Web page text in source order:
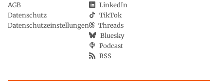
AGB
Datenschutz
Datenschutzeinstellungen
LinkedIn
TikTok
Threads
Bluesky
Podcast
RSS